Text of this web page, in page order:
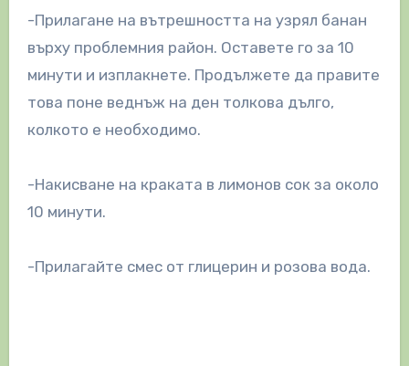
-Прилагане на вътрешността на узрял банан
върху проблемния район. Оставете го за 10
минути и изплакнете. Продължете да правите
това поне веднъж на ден толкова дълго,
колкото е необходимо.
-Накисване на краката в лимонов сок за около
10 минути.
-Прилагайте смес от глицерин и розова вода.